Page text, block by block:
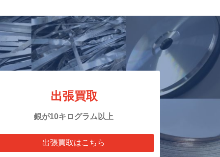
出張買取
銀が10キログラム以上
出張買取はこちら